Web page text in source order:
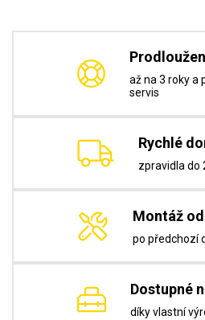
až na 3 roky a
servis
Rychlé
zpravidla do
Montáž
po předchozí
Dostupné
díky vlastní